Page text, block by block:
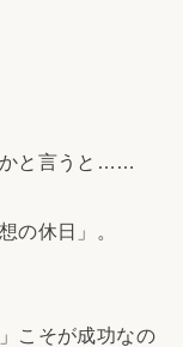
かと言うと……
の休日」。
こそが成功なの